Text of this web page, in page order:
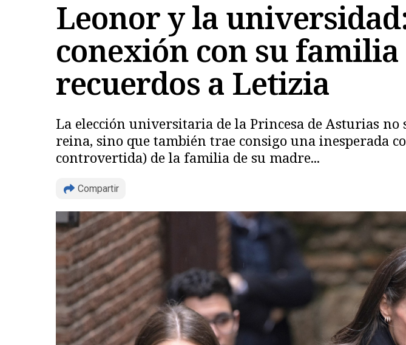
Leonor y la
conexión con su
recuerdos a Letizia
La elección universitaria de la Princesa de Asturias
reina, sino que también trae consigo una inesperada
controvertida) de la familia de su madre...
Compartir